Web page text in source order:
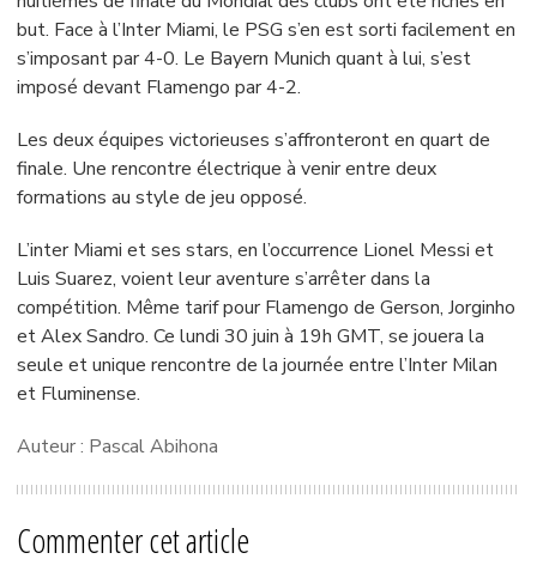
but. Face à l’Inter Miami, le PSG s’en est sorti facilement en
s’imposant par 4-0. Le Bayern Munich quant à lui, s’est
imposé devant Flamengo par 4-2.
Les deux équipes victorieuses s’affronteront en quart de
finale. Une rencontre électrique à venir entre deux
formations au style de jeu opposé.
L’inter Miami et ses stars, en l’occurrence Lionel Messi et
Luis Suarez, voient leur aventure s’arrêter dans la
compétition. Même tarif pour Flamengo de Gerson, Jorginho
et Alex Sandro. Ce lundi 30 juin à 19h GMT, se jouera la
seule et unique rencontre de la journée entre l’Inter Milan
et Fluminense.
Auteur : Pascal Abihona
Commenter cet article